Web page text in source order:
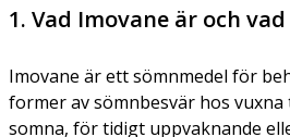
1. Vad Imovane är och
Imovane är ett sömnmedel för
former av sömnbesvär hos
somna, för tidigt uppvaknande